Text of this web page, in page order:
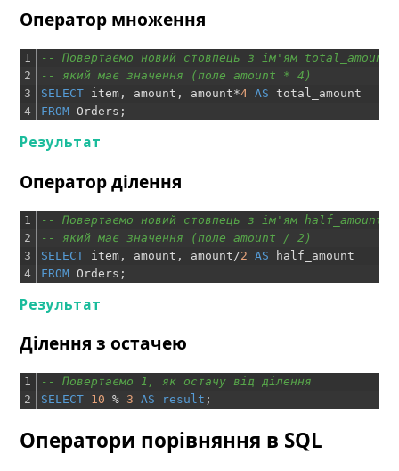
Оператор множення
1
2
3
4
-- Повертаємо новий стовпець з ім'ям total_amount,
-- який має значення (поле amount * 4)
SELECT item , amount , amount*4 AS
total_amount
FROM Orders ;
Результат
Оператор ділення
1
2
3
4
-- Повертаємо новий стовпець з ім'ям half_amount,
-- який має значення (поле amount / 2)
SELECT item , amount , amount /2 AS
half_amount
FROM Orders ;
Результат
Ділення з остачею
1
2
-- Повертаємо 1, як остачу від ділення
SELECT 10 % 3 AS result ;
Оператори порівняння в SQL